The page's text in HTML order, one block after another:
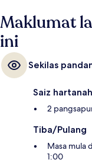
Maklumat
ini
Sekilas
Saiz hartanah
2
Tiba/Pulang
Masa mula
1:00